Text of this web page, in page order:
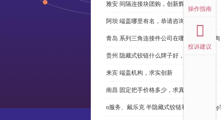
雅安 间隔连接块团购，创新辉煌
阿坝 端盖哪里有名，恭请咨询
青岛 系列三角连接件公司在哪里，免费咨询
贵州 隐藏式铰链什么牌子好，恭请来电
来宾 端盖机构，求实创新
南昌 固定把手价格多少，求真务实
n服务、戴乐克 半隐藏式铰链和米乐体育
操作指南
投诉建议